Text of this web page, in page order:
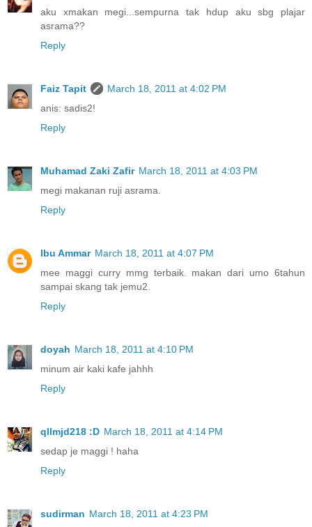
aku xmakan megi...sempurna tak hdup aku sbg plajar
asrama??
Reply
Faiz Tapit
March 18, 2011 at 4:02 PM
anis: sadis2!
Reply
Muhamad Zaki Zafir March 18, 2011 at 4:03 PM
megi makanan ruji asrama.
Reply
Ibu Ammar March 18, 2011 at 4:07 PM
mee maggi curry mmg terbaik. makan dari umo 6tahun
sampai skang tak jemu2.
Reply
doyah March 18, 2011 at 4:10 PM
minum air kaki kafe jahhh
Reply
qllmjd218 :D March 18, 2011 at 4:14 PM
sedap je maggi ! haha
Reply
sudirman March 18, 2011 at 4:23 PM